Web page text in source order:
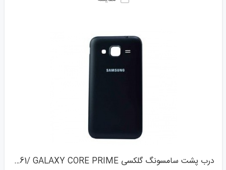
درب پشت سامسونگ گلکسی G360 / G361/ GALAXY CORE PRIME